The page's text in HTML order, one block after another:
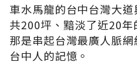
車水馬龍的台中台灣大
共200坪、黯淡了近20年
那是串起台灣最廣人脈
台中人的記憶。